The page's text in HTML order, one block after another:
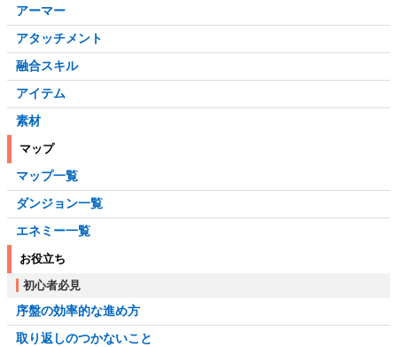
アーマー
アタッチメント
融合スキル
アイテム
素材
マップ
マップ一覧
ダンジョン一覧
エネミー一覧
お役立ち
初心者必見
序盤の効率的な進め方
取り返しのつかないこと